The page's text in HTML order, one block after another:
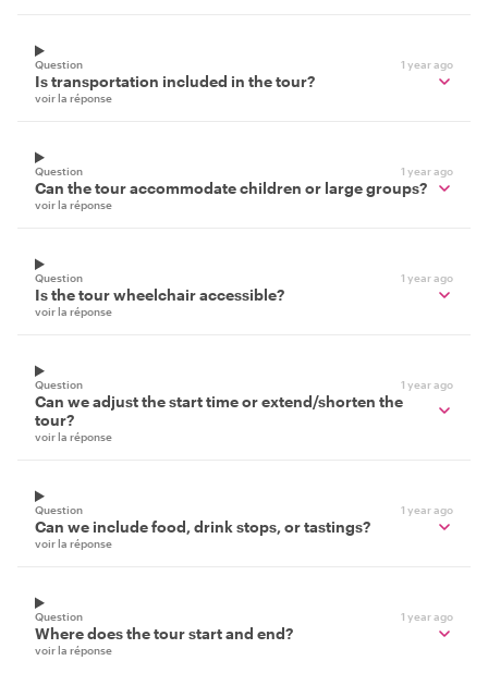
Question 1 year ago
Is transportation included in the tour?
voir la réponse
Question 1 year ago
Can the tour accommodate children or large groups?
voir la réponse
Question 1 year ago
Is the tour wheelchair accessible?
voir la réponse
Question 1 year ago
Can we adjust the start time or extend/shorten the
tour?
voir la réponse
Question 1 year ago
Can we include food, drink stops, or tastings?
voir la réponse
Question 1 year ago
Where does the tour start and end?
voir la réponse